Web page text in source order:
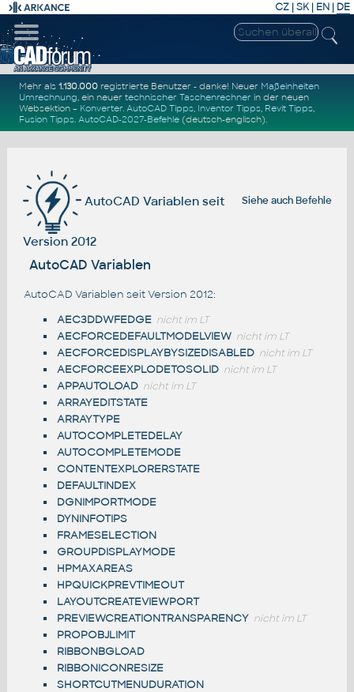
CZ | SK| EN | DE
Mehr als1.130.000 registrierte Benutzer - danke! Neuer Maßeinheiten
Umrechnung, ein neuertechnischer Taschenrechner in der neuen
Websektion – Konverter.AutoCAD Tipps, Inventor Tipps, Revit Tipps,
Fusion Tipps.AutoCAD-2027-Befehle (deutsch-englisch).
Siehe auchBefehle
AutoCAD Variablen seit
Version 2012
AutoCAD Variablen
AutoCAD Variablen seit Version 2012:
AEC3DDWFEDGE nicht im LT
AECFORCEDEFAULTMODELVIEW nicht im LT
AECFORCEDISPLAYBYSIZEDISABLED nicht im LT
AECFORCEEXPLODETOSOLID nicht im LT
APPAUTOLOAD nicht im LT
ARRAYEDITSTATE
ARRAYTYPE
AUTOCOMPLETEDELAY
AUTOCOMPLETEMODE
CONTENTEXPLORERSTATE
DEFAULTINDEX
DGNIMPORTMODE
DYNINFOTIPS
FRAMESELECTION
GROUPDISPLAYMODE
HPMAXAREAS
HPQUICKPREVTIMEOUT
LAYOUTCREATEVIEWPORT
PREVIEWCREATIONTRANSPARENCY nicht im LT
PROPOBJLIMIT
RIBBONBGLOAD
RIBBONICONRESIZE
SHORTCUTMENUDURATION